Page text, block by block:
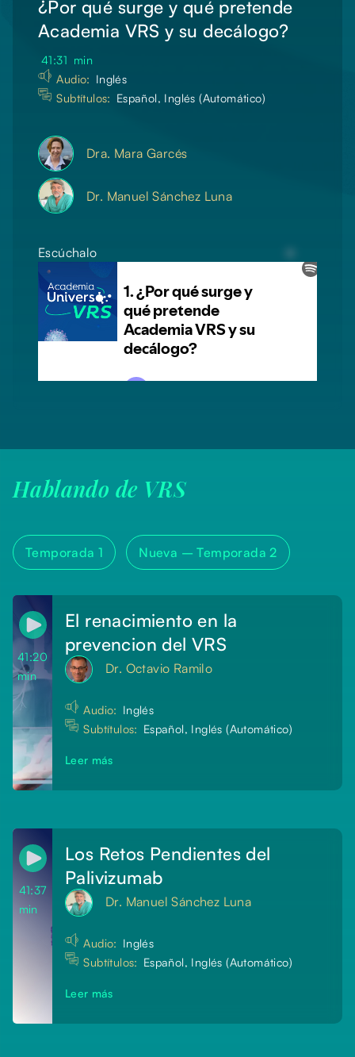
¿Por qué surge y qué pretende
Academia VRS y su decálogo?
41:31 min
Audio: Inglés
Subtítulos: Español, Inglés (Automático)
Dra. Mara Garcés
Dr. Manuel Sánchez Luna
Escúchalo
Hablando de VRS
Temporada 1 Nueva –Temporada 2
41:20
min
El renacimiento en la
prevencion del VRS
Dr. Octavio Ramilo
Audio: Inglés
Subtítulos: Español, Inglés (Automático)
Leer más
41:37
min
Los Retos Pendientes del
Palivizumab
Dr. Manuel Sánchez Luna
Audio: Inglés
Subtítulos: Español, Inglés (Automático)
Leer más